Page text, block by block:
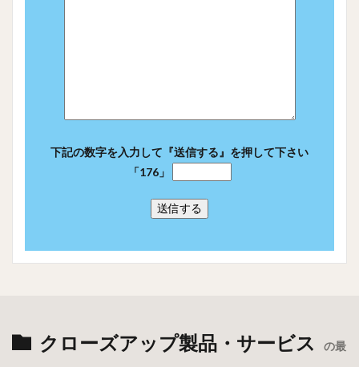
下記の数字を入力して『送信する』を押して下さい
「176」
クローズアップ製品・サービス の最